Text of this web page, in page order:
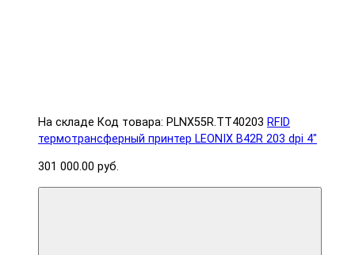
На складе Код товара: PLNX55R.TT40203 RFID
термотрансферный принтер LEONIX B42R 203 dpi 4"
301 000.00 руб.